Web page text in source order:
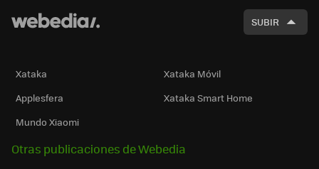
SUBIR
Xataka
Xataka Móvil
Applesfera
Xataka Smart Home
Mundo Xiaomi
Otras publicaciones de Webedia